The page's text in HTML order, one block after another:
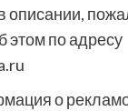
описании,
этом по адресу
о